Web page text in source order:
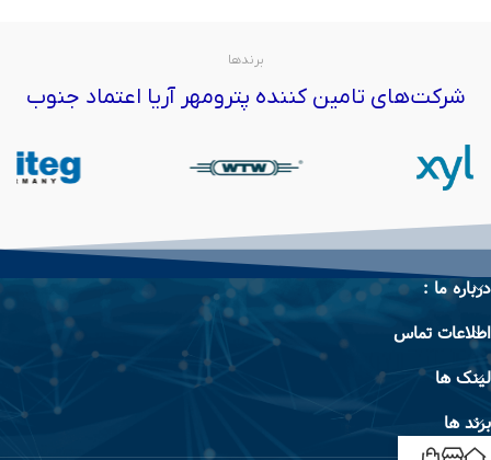
برندها
شرکت‌های تامین کننده پترومهر آریا اعتماد جنوب
درباره ما :
اطلاعات تماس
لینک ها
برند ها